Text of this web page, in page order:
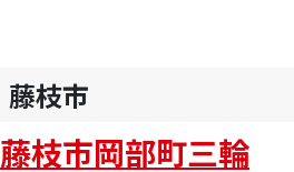
藤枝市
藤枝市岡部町三輪